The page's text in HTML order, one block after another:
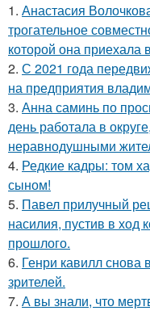
1. Анастасия
трогательное
которой она приехала
2. С 2021 года
на предприятия
3. Анна саминь по
день работала в
неравнодушными
4. Редкие кадры: том
сыном!
5. Павел прилучный
насилия, пустив в ход
прошлого.
6. Генри кавилл снова
зрителей.
7. А вы знали, что